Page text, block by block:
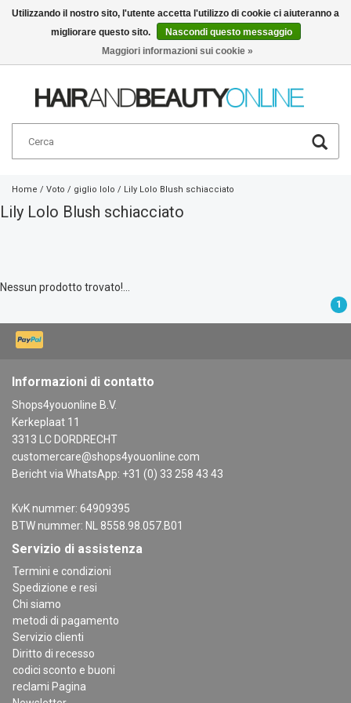
Italiano
Home / Voto / giglio lolo / Lily Lolo Blush schiacciato
Lily Lolo Blush schiacciato
Nessun prodotto trovato!...
1
Informazioni di contatto
Shops4youonline B.V.
Kerkeplaat 11
3313 LC DORDRECHT
customercare@shops4youonline.com
Bericht via WhatsApp: +31 (0) 33 258 43 43
KvK nummer: 64909395
BTW nummer: NL 8558.98.057.B01
Servizio di assistenza
Termini e condizioni
Spedizione e resi
Chi siamo
metodi di pagamento
Servizio clienti
Diritto di recesso
codici sconto e buoni
reclami Pagina
Utilizzando il nostro sito, l'utente accetta l'utilizzo di cookie ci aiuteranno a
migliorare questo sito.
Nascondi questo messaggio
Maggiori informazioni sui cookie »